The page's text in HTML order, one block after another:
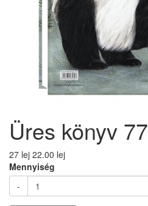
Üres könyv 77
27 lej 22.00 lej
Mennyiség
-